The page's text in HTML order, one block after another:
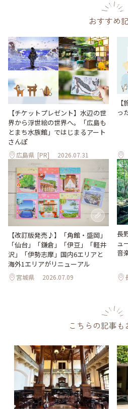
おすすめ
【チケットプレゼント】水辺の世
界から浮世絵の世界へ。「広島も
とまち水族館」ではじまるアート
さんぽ
広島県 [PR] 2026.07.31
っ
【改訂版発売♪】「角館・盛岡」
「仙台」「鎌倉」「伊豆」「軽井
沢」「伊勢志摩」国内6エリアと
海外1エリアがリニューアル
宮城県 2026.07.09
長
ュ
音
こちらの記事も